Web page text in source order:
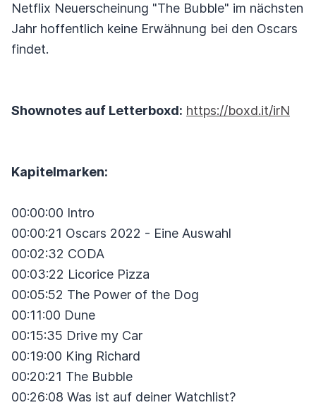
Netflix Neuerscheinung "The Bubble" im nächsten
Jahr hoffentlich keine Erwähnung bei den Oscars
findet.
Shownotes auf Letterboxd: https://boxd.it/irN
Kapitelmarken:
00:00:00 Intro
00:00:21 Oscars 2022 - Eine Auswahl
00:02:32 CODA
00:03:22 Licorice Pizza
00:05:52 The Power of the Dog
00:11:00 Dune
00:15:35 Drive my Car
00:19:00 King Richard
00:20:21 The Bubble
00:26:08 Was ist auf deiner Watchlist?